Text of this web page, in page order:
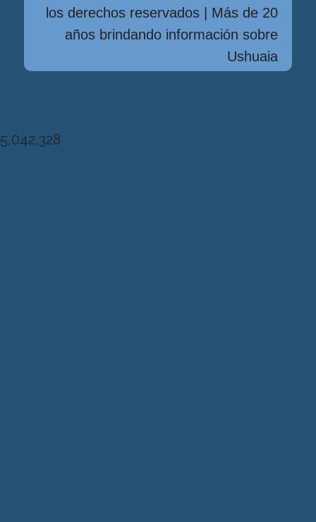
los derechos reservados | Más de 20
años brindando información sobre
Ushuaia
5,042,328